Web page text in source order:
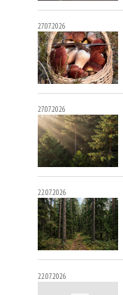
27.07.2026
27.07.2026
22.07.2026
22.07.2026